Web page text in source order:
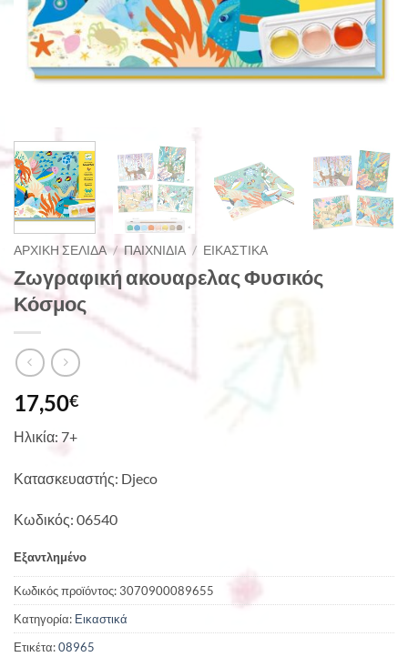
ΑΡΧΙΚΉ ΣΕΛΊΔΑ / ΠΑΙΧΝΊΔΙΑ / ΕΙΚΑΣΤΙΚΆ
Ζωγραφική ακουαρελας Φυσικός
Κόσμος
17,50€
Ηλικία: 7+
Κατασκευαστής: Djeco
Κωδικός: 06540
Εξαντλημένο
Κωδικός προϊόντος:3070900089655
Κατηγορία: Εικαστικά
Ετικέτα:08965